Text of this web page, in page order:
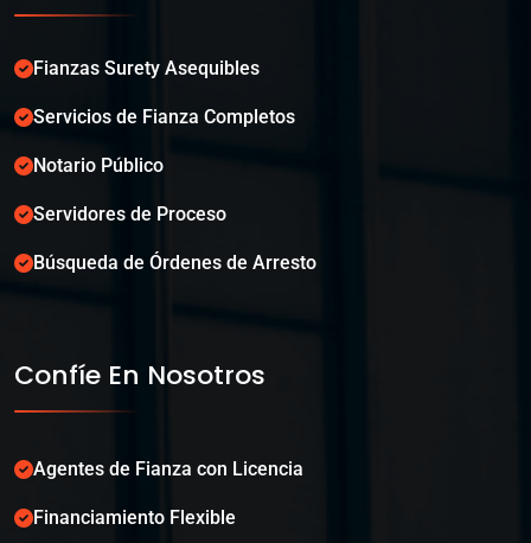
Fianzas Surety Asequibles
Servicios de Fianza Completos
Notario Público
Servidores de Proceso
Búsqueda de Órdenes de Arresto
Confíe En Nosotros
Agentes de Fianza con Licencia
Financiamiento Flexible